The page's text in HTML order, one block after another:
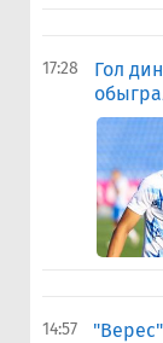
17:28
Гол
14:57